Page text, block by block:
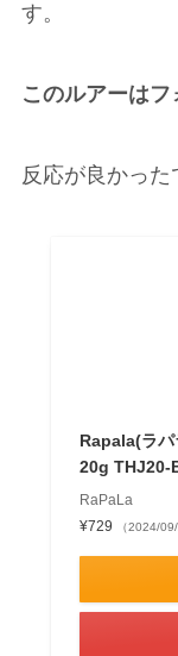
す。
このルアーはフ
反応が良かった
Rapala(ラパ
20g THJ20-
RaPaLa
¥729
（2024/